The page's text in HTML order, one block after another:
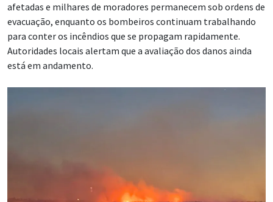
afetadas e milhares de moradores permanecem sob ordens de
evacuação, enquanto os bombeiros continuam trabalhando
para conter os incêndios que se propagam rapidamente.
Autoridades locais alertam que a avaliação dos danos ainda
está em andamento.